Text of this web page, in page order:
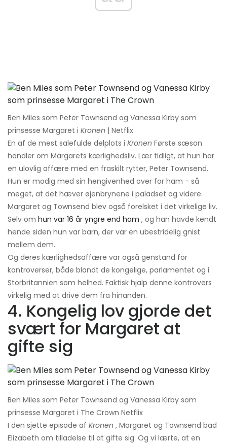
Ben Miles som Peter Townsend og Vanessa Kirby som
prinsesse Margaret i Kronen | Netflix
En af de mest salefulde delplots i Kronen Første sæson
handler om Margarets kærlighedsliv. Lær tidligt, at hun har
en ulovlig affære med en fraskilt rytter, Peter Townsend.
Hun er modig med sin hengivenhed over for ham - så
meget, at det hæver øjenbrynene i paladset og videre.
Margaret og Townsend blev også forelsket i det virkelige liv.
Selv om hun var 16 år yngre end ham , og han havde kendt
hende siden hun var barn, der var en ubestridelig gnist
mellem dem.
Og deres kærlighedsaffære var også genstand for
kontroverser, både blandt de kongelige, parlamentet og i
Storbritannien som helhed. Faktisk hjalp denne kontrovers
virkelig med at drive dem fra hinanden.
4. Kongelig lov gjorde det
svært for Margaret at
gifte sig
Ben Miles som Peter Townsend og Vanessa Kirby som
prinsesse Margaret i The Crown Netflix
I den sjette episode af Kronen , Margaret og Townsend bad
Elizabeth om tilladelse til at gifte sig. Og vi lærte, at en